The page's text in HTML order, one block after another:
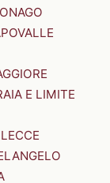
E LIMITE